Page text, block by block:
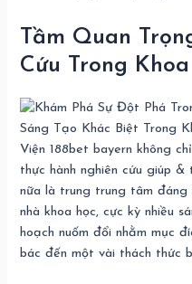
Tầm Quan
Cứu Trong
Viện 188bet bayern không
thực hành nghiên cứu giúp
nữa là trung trung tâm đáng
nhà khoa học, cực kỳ nhiều
hoạch nuốm đổi nhằm mục
bác đến một vài thách thức